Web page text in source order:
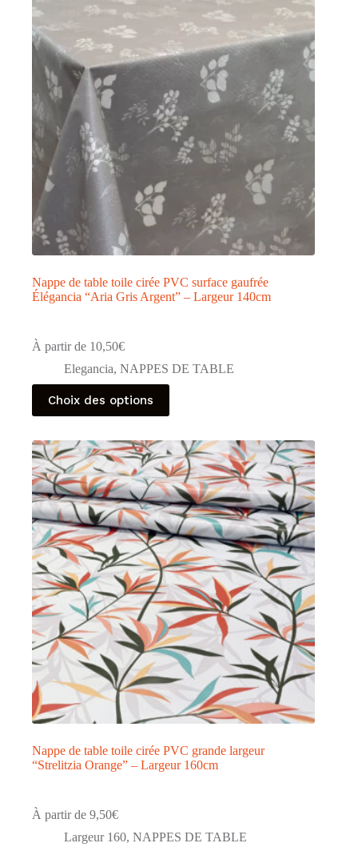
Nappe de table toile cirée PVC surface gaufrée
Élégancia “Aria Gris Argent” – Largeur 140cm
À partir de 10,50€
Elegancia, NAPPES DE TABLE
Choix des options
Ce
produit
a
variations.
Les
options
peuvent
être
choisies
sur
la
page
du
produit
Nappe de table toile cirée PVC grande largeur
“Strelitzia Orange” – Largeur 160cm
À partir de 9,50€
Largeur 160, NAPPES DE TABLE